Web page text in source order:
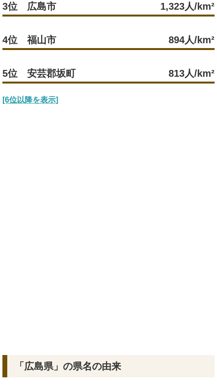
3位 広島市 1,323人/km²
4位 福山市 894人/km²
5位 安芸郡坂町 813人/km²
[6位以降を表示]
「広島県」の県名の由来